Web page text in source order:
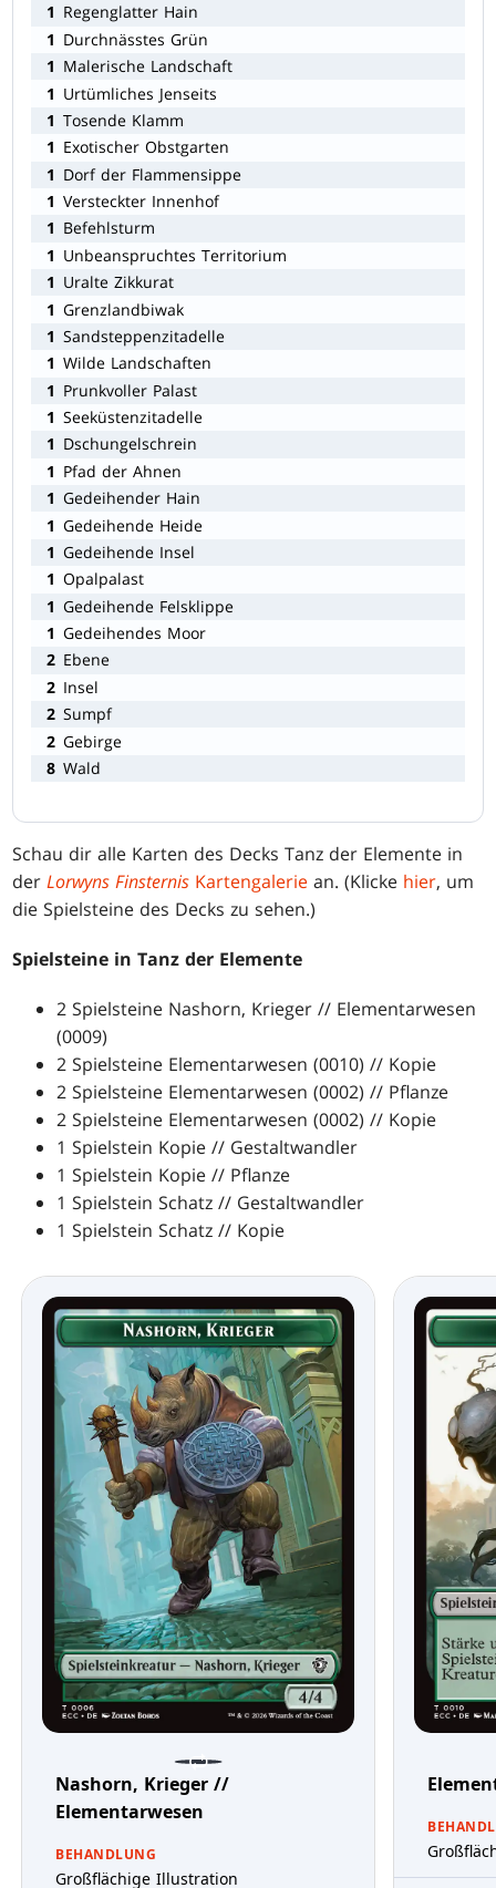
1 Regenglatter Hain
1 Durchnässtes Grün
1 Malerische Landschaft
1 Urtümliches Jenseits
1 Tosende Klamm
1 Exotischer Obstgarten
1 Dorf der Flammensippe
1 Versteckter Innenhof
1 Befehlsturm
1 Unbeanspruchtes Territorium
1 Uralte Zikkurat
1 Grenzlandbiwak
1 Sandsteppenzitadelle
1 Wilde Landschaften
1 Prunkvoller Palast
1 Seeküstenzitadelle
1 Dschungelschrein
1 Pfad der Ahnen
1 Gedeihender Hain
1 Gedeihende Heide
1 Gedeihende Insel
1 Opalpalast
1 Gedeihende Felsklippe
1 Gedeihendes Moor
2 Ebene
2 Insel
2 Sumpf
2 Gebirge
8 Wald
Schau dir alle Karten des Decks Tanz der Elemente in
derLorwyns Finsternis Kartengalerie an. (Klicke hier, um
die Spielsteine des Decks zu sehen.)
Spielsteine in Tanz der Elemente
2 Spielsteine Nashorn, Krieger // Elementarwesen
(0009)
2 Spielsteine Elementarwesen (0010) // Kopie
2 Spielsteine Elementarwesen (0002) // Pflanze
2 Spielsteine Elementarwesen (0002) // Kopie
1 Spielstein Kopie // Gestaltwandler
1 Spielstein Kopie // Pflanze
1 Spielstein Schatz // Gestaltwandler
1 Spielstein Schatz // Kopie
Nashorn, Krieger //
Elementarwesen
BEHANDLUNG
Großflächige Illustration